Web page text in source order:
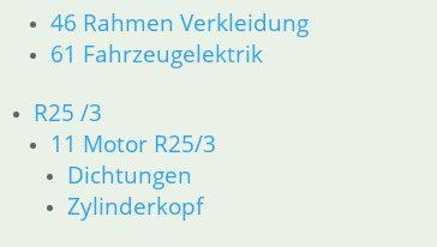
46 Rahmen Verkleidung
61 Fahrzeugelektrik
R25 /3
11 Motor R25/3
Dichtungen
Zylinderkopf
inkl. MwSt.
zzgl. Versandkosten
Drucklager
24,20
Artikelnummer: 9984020